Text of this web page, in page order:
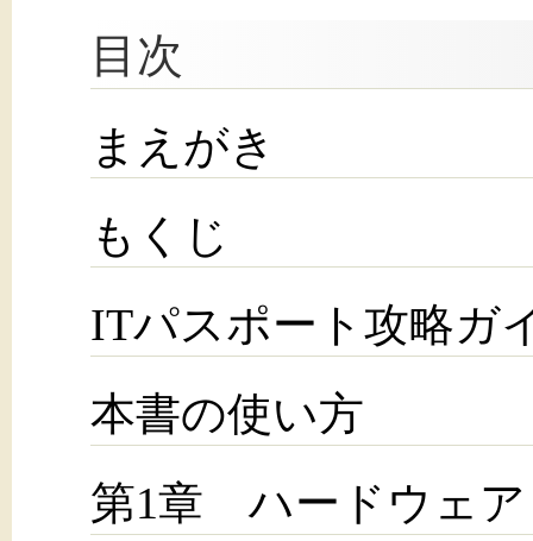
目次
まえがき
もくじ
ITパスポート攻略ガ
本書の使い方
第1章 ハードウェア